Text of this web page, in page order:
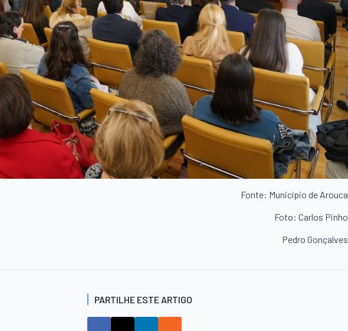
Fonte: Município de Arouca
Foto: Carlos Pinho
Pedro Gonçalves
PARTILHE ESTE ARTIGO